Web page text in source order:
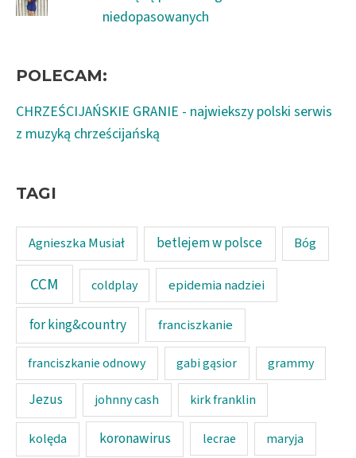
niedopasowanych
POLECAM:
CHRZEŚCIJAŃSKIE GRANIE - najwiekszy polski serwis
z muzyką chrześcijańską
TAGI
Agnieszka Musiał betlejem w polsce Bóg
CCM coldplay epidemia nadziei
for king&country franciszkanie
franciszkanie odnowy gabi gąsior grammy
Jezus johnny cash kirk franklin
kolęda koronawirus lecrae maryja